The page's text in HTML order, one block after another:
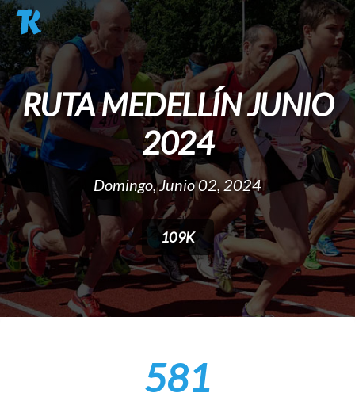
Pasar al contenido principal
RUTA MEDELLÍN JUNIO
2024
Domingo, Junio 02, 2024
109K
581